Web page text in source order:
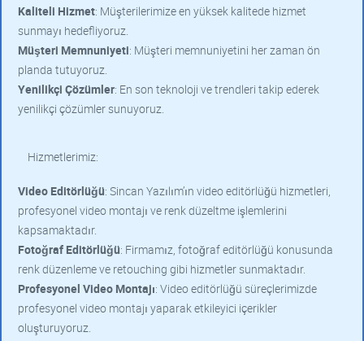
Kaliteli Hizmet: Müşterilerimize en yüksek kalitede hizmet
sunmayı hedefliyoruz.
Müşteri Memnuniyeti: Müşteri memnuniyetini her zaman ön
planda tutuyoruz.
Yenilikçi Çözümler: En son teknoloji ve trendleri takip ederek
yenilikçi çözümler sunuyoruz.
Hizmetlerimiz:
Video Editörlüğü: Sincan Yazılım’ın video editörlüğü hizmetleri,
profesyonel video montajı ve renk düzeltme işlemlerini
kapsamaktadır.
Fotoğraf Editörlüğü: Firmamız, fotoğraf editörlüğü konusunda
renk düzenleme ve retouching gibi hizmetler sunmaktadır.
Profesyonel Video Montajı: Video editörlüğü süreçlerimizde
profesyonel video montajı yaparak etkileyici içerikler
oluşturuyoruz.